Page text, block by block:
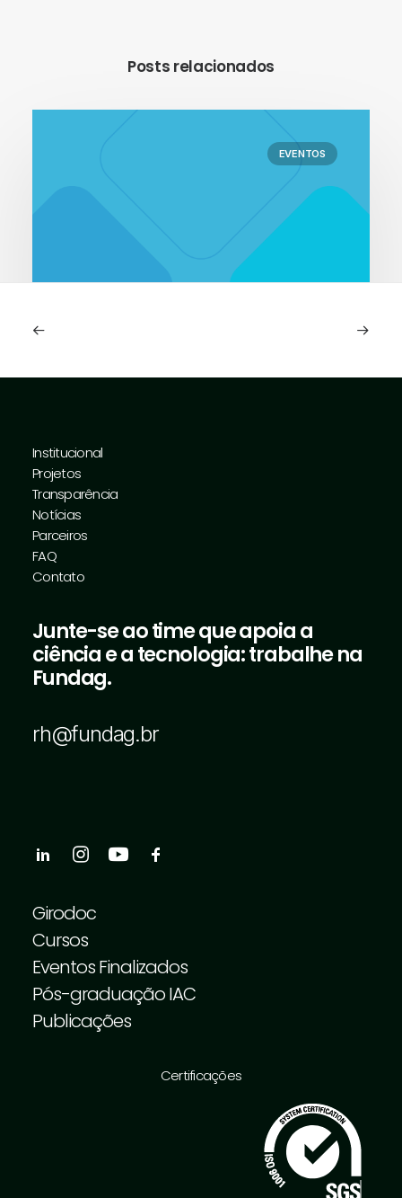
Posts relacionados
EVENTOS
22.04.2026
na Gestão de Recursos Hídricos
por meio do Uso de Ferramentas
de Geoprocessamento e Sistemas
de Informações Geográficas Livres
Junte-se ao time que apoia a
ciência e a tecnologia: trabalhe na
Fundag.
rh@fundag.br
Institucional
Projetos
Transparência
Notícias
Parceiros
FAQ
Contato
Girodoc
Cursos
Eventos Finalizados
Pós-graduação IAC
Publicações
Certificações